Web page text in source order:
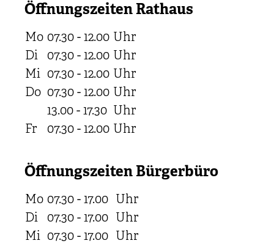
Öffnungszeiten Rathaus
Mo 07.30 - 12.00 Uhr
Di
07.30 - 12.00 Uhr
Mi 07.30 - 12.00 Uhr
Do 07.30 - 12.00 Uhr
13.00 - 17.30 Uhr
Fr
07.30 - 12.00 Uhr
Öffnungszeiten Bürgerbüro
Mo 07.30 - 17.00 Uhr
Di
07.30 - 17.00 Uhr
Mi 07.30 - 17.00 Uhr